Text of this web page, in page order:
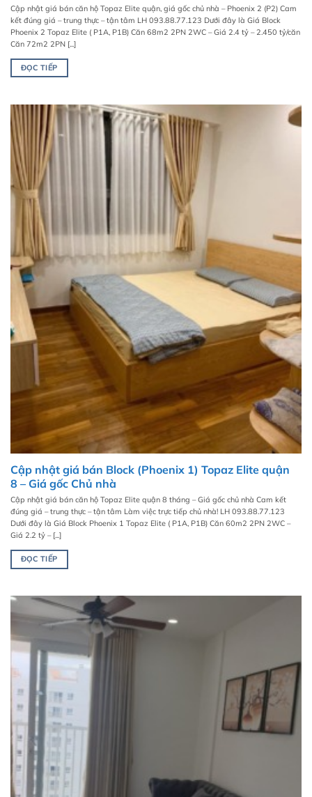
Cập nhật giá bán căn hộ Topaz Elite quận, giá gốc chủ nhà – Phoenix 2 (P2) Cam
kết đúng giá – trung thực – tận tâm LH 093.88.77.123 Dưới đây là Giá Block
Phoenix 2 Topaz Elite ( P1A, P1B) Căn 68m2 2PN 2WC – Giá 2.4 tỷ – 2.450 tỷ/căn
Căn 72m2 2PN [...]
ĐỌC TIẾP
Cập nhật giá bán Block (Phoenix 1) Topaz Elite quận
8 – Giá gốc Chủ nhà
Cập nhật giá bán căn hộ Topaz Elite quận 8 tháng – Giá gốc chủ nhà Cam kết
đúng giá – trung thực – tận tâm Làm việc trực tiếp chủ nhà! LH 093.88.77.123
Dưới đây là Giá Block Phoenix 1 Topaz Elite ( P1A, P1B) Căn 60m2 2PN 2WC –
Giá 2.2 tỷ – [...]
ĐỌC TIẾP